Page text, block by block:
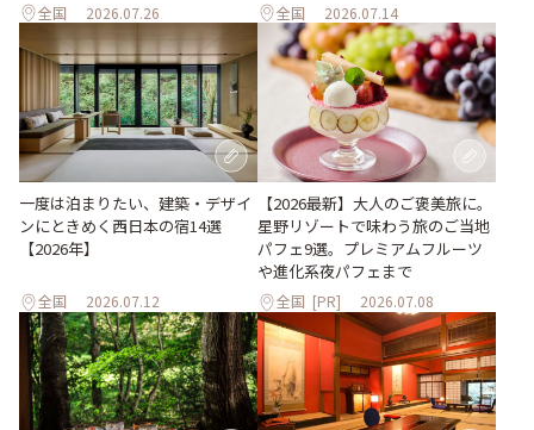
全国 2026.07.26 全国 2026.07.14
一度は泊まりたい、建築・デザイ
ンにときめく西日本の宿14選
【2026年】
全国 2026.07.12
【2026最新】大人のご褒美旅に。
星野リゾートで味わう旅のご当地
パフェ9選。プレミアムフルーツ
や進化系夜パフェまで
全国 [PR] 2026.07.08